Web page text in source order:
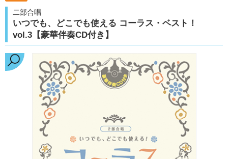
二部合唱
いつでも、どこでも使える コーラス・ベスト！
vol.3【豪華伴奏CD付き】